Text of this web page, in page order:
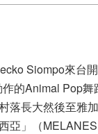
Siompo來台
的Animal Pop舞
落長大然後至雅
亞」（